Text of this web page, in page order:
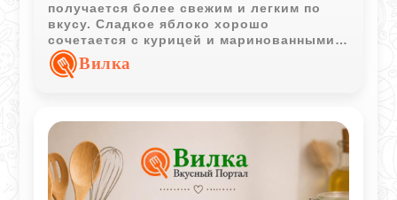
получается более свежим и легким по
вкусу. Сладкое яблоко хорошо
сочетается с курицей и маринованными
огурцами, делая привычный салат
немного интереснее.
Вилка